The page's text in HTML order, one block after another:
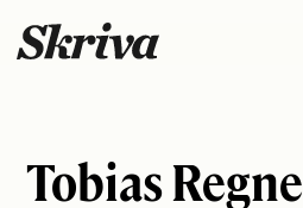
to
Tobias